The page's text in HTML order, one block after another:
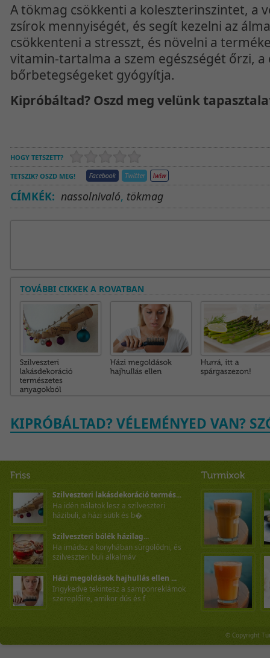
A tökmag csökkenti a koleszterinszintet, a
zsírok mennyiségét, és segít kezelni az
csökkenteni a stresszt, és növelni a
vitamin-tartalma a szem egészségét őrzi, a
bőrbetegségeket gyógyítja.
Kipróbáltad? Oszd meg velünk
HOGY TETSZETT?
TETSZIK? OSZD MEG!
CÍMKÉK: nassolnivaló, tökmag
TOVÁBBI CIKKEK A ROVATBAN
KIPRÓBÁLTAD? VÉLEMÉNYED VAN?
Szilveszteri lakásdekoráció termés...
Ha idén nálatok lesz a szilveszteri
házibuli, a házi sütik és b�
Szilveszteri bólék házilag...
Ha imádsz a konyhában sürgölődni, és
szilveszteri buli alkalmáv
Házi megoldások hajhullás ellen ...
Irigykedve tekintesz a samponreklámok
szereplőire, amikor dús és f
© Copyright